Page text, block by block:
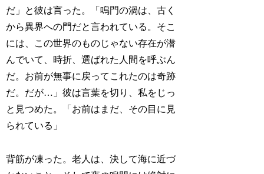
だ」と彼は言った。「鳴門の渦は、古く
から異界への門だと言われている。そこ
には、この世界のものじゃない存在が潜
んでいて、時折、選ばれた人間を呼ぶん
だ。お前が無事に戻ってこれたのは奇跡
だ。だが…」彼は言葉を切り、私をじっ
と見つめた。「お前はまだ、その目に見
られている」
背筋が凍った。老人は、決して海に近づ